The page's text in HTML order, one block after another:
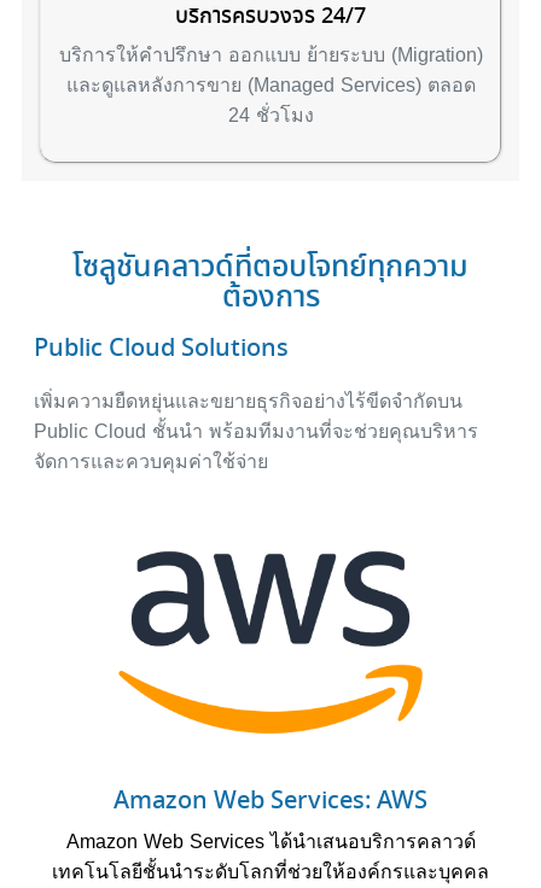
บริการครบวงจร 24/7
บริการให้คำปรึกษา ออกแบบ ย้ายระบบ (Migration)
และดูแลหลังการขาย (Managed Services) ตลอด
24 ชั่วโมง
โซลูชันคลาวด์ที่ตอบโจทย์ทุกความ
ต้องการ
Public Cloud Solutions
เพิ่มความยืดหยุ่นและขยายธุรกิจอย่างไร้ขีดจำกัดบน
Public Cloud ชั้นนำ พร้อมทีมงานที่จะช่วยคุณบริหาร
จัดการและควบคุมค่าใช้จ่าย
Amazon Web Services: AWS
Amazon Web Services ได้นำเสนอบริการคลาวด์
เทคโนโลยีชั้นนำระดับโลกที่ช่วยให้องค์กรและบุคคล